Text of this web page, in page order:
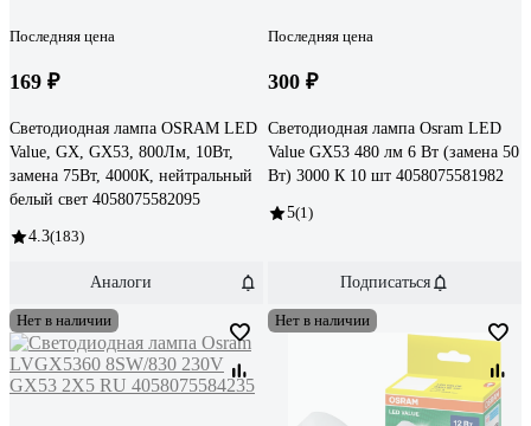
Последняя цена
169 ₽
Светодиодная лампа OSRAM LED
Value, GX, GX53, 800Лм, 10Вт,
замена 75Вт, 4000К, нейтральный
белый свет 4058075582095
4.3(183)
Аналоги
Последняя цена
300 ₽
Светодиодная лампа Osram LED
Value GX53 480 лм 6 Вт (замена 50
Вт) 3000 К 10 шт 4058075581982
5(1)
Подписаться
Нет в наличии Нет в наличии